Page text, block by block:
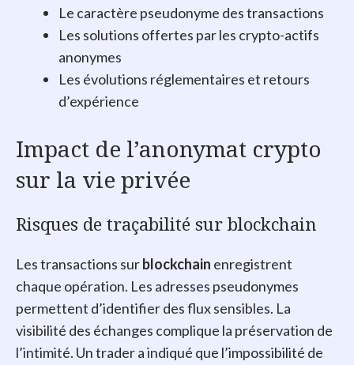
Le caractère pseudonyme des transactions
Les solutions offertes par les crypto-actifs
anonymes
Les évolutions réglementaires et retours
d’expérience
Impact de l’anonymat crypto
sur la vie privée
Risques de traçabilité sur blockchain
Les transactions surblockchain enregistrent
chaque opération. Les adresses pseudonymes
permettent d’identifier des flux sensibles. La
visibilité des échanges complique la préservation de
l’intimité. Un trader a indiqué que l’impossibilité de